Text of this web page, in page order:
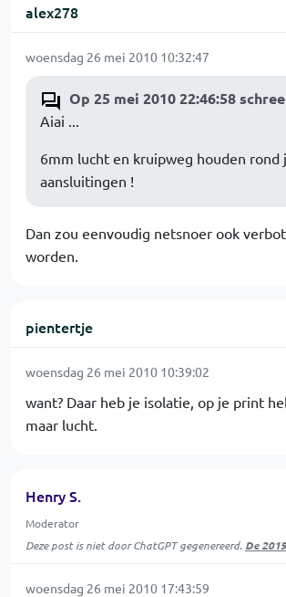
alex278
woensdag 26 mei 2010 10:32:47
Op 25 mei 2010 22:46:58
Aiai ...
6mm lucht en kruipweg houden rond
aansluitingen !
Dan zou eenvoudig netsnoer ook
worden.
pientertje
woensdag 26 mei 2010 10:39:02
want? Daar heb je isolatie, op je print
maar lucht.
Henry S.
Moderator
Deze post is niet door ChatGPT gegenereerd. De
woensdag 26 mei 2010 17:43:59